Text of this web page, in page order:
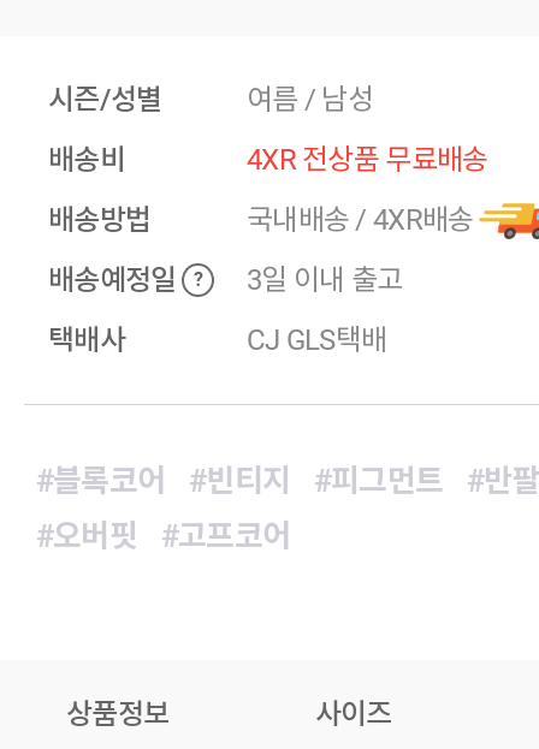
시즌/성별
여름 / 남성
배송비
4XR 전상품 무료배송
배송방법
국내배송 / 4XR배송
배송예정일
?
3일 이내 출고
택배사
CJ GLS택배
#블록코어 #빈티지 #피그먼트
#반
#오버핏
#고프코어
상품정보 사이즈